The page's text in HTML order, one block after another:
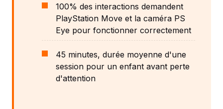
100% des interactions demandent
PlayStation Move et la caméra PS
Eye pour fonctionner correctement
45 minutes, durée moyenne d'une
session pour un enfant avant perte
d'attention